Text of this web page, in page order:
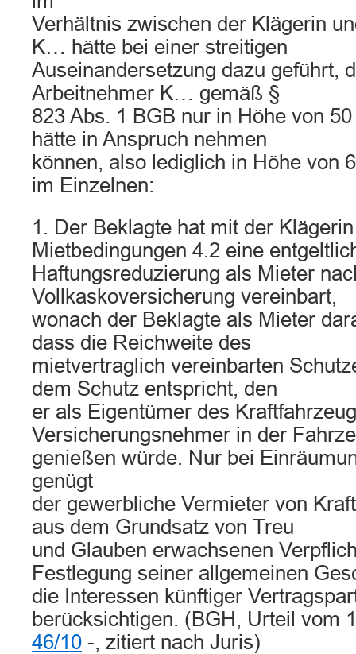
Verhältnis zwischen der Klägerin
K… hätte bei einer streitigen
Auseinandersetzung dazu geführt,
Arbeitnehmer K… gemäß §
823 Abs. 1 BGB nur in Höhe von
hätte in Anspruch nehmen
können, also lediglich in Höhe von
im Einzelnen:
1. Der Beklagte hat mit der
Mietbedingungen 4.2 eine
Haftungsreduzierung als Mieter
Vollkaskoversicherung vereinbart,
wonach der Beklagte als Mieter
dass die Reichweite des
mietvertraglich vereinbarten
dem Schutz entspricht, den
er als Eigentümer des
Versicherungsnehmer in der
genießen würde. Nur bei
genügt
der gewerbliche Vermieter von
aus dem Grundsatz von Treu
und Glauben erwachsenen
Festlegung seiner allgemeinen
die Interessen künftiger
berücksichtigen. (BGH, Urteil vom
46/10 -, zitiert nach Juris)